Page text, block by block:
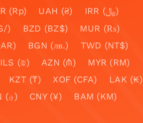
(Rp) UAH (₴)
IRR (﷼)
) BZD (BZ$)
MUR (₨)
BGN (лв.)
TWD (NT$)
ILS (₪) AZN (₼)
MYR (RM)
KZT (₸) XOF (CFA)
LAK (₭)
AFN (؋) CNY (¥)
BAM (KM)